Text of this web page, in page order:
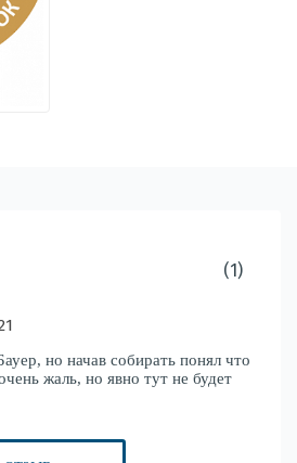
(1)
но начав собирать понял что
жаль, но явно тут не будет